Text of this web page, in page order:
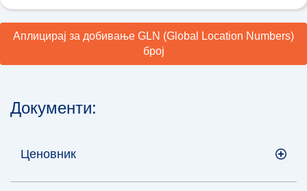
Аплицирај за добивање GLN (Global Location Numbers)
број
Документи:
Ценовник